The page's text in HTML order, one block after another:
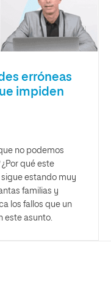
erróneas
impiden
no podemos
qué este
estando muy
familias y
los fallos que un
este asunto.